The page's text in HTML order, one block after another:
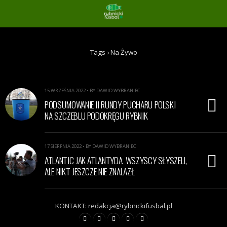
Tags › Na Żywo
15 WRZEŚNIA 2022 • BY DAWID WYBRANIEC
PODSUMOWANIE II RUNDY PUCHARU POLSKI
NA SZCZEBLU PODOKRĘGU RYBNIK
17 SIERPNIA 2022 • BY DAWID WYBRANIEC
ATLANTIC JAK ATLANTYDA. WSZYSCY SŁYSZELI,
ALE NIKT JESZCZE NIE ZNALAZŁ
KONTAKT: redakcja@rybnickifusbal.pl